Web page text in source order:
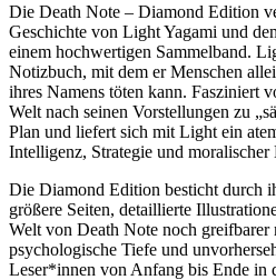
Die Death Note – Diamond Edition
Geschichte von Light Yagami und
einem hochwertigen Sammelband.
Notizbuch, mit dem er Menschen
ihres Namens töten kann. Fasziniert
Welt nach seinen Vorstellungen zu
Plan und liefert sich mit Light ein
Intelligenz, Strategie und
Die Diamond Edition besticht durch
größere Seiten, detaillierte
Welt von Death Note noch greifbarer
psychologische Tiefe und
Leser*innen von Anfang bis Ende in